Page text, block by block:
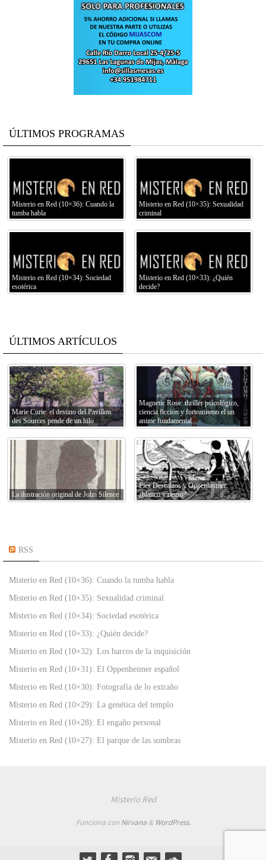
ÚLTIMOS PROGRAMAS
Misterio en Red (10×36): Cuando la
tumba habla
Misterio en Red (10×35): Sexualidad
criminal
Misterio en Red (10×34): Sociedad
esotérica
Misterio en Red (10×33): ¿Quién
decide?
ÚLTIMOS ARTÍCULOS
Marie Curie: el destino del Pavillon
des Sources pende de un hilo
Magnetic Rose: thriller psicológico,
ciencia ficción y forteanismo el un
anime fundamental
La ilustración original de John Silence
Pies Descalzos y Oppenheimer:
¿blanco y negro?
RSS
Misterio en Red (10×36): Cuando la tumba habla
Misterio en Red (10×35): Sexualidad criminal
Misterio en Red (10×34): Sociedad esotérica
Misterio en Red (10×33): ¿Quién decide?
Misterio en Red (10×32): Los barcos de la inquisición
Misterio en Red (10×31): El Oppenheimer español
Misterio en Red (10×30): Fotografía de lo extraño
Misterio en Red (10×29): La genética del templo
Misterio en Red (10×28): El engaño personal
Misterio en Red (10×27): El parque de las sombras
Misterio Red
Funciona con Nirvana& WordPress.